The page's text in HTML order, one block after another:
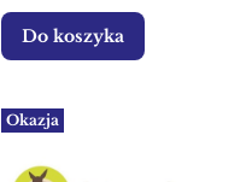
Do koszyka
Okazja